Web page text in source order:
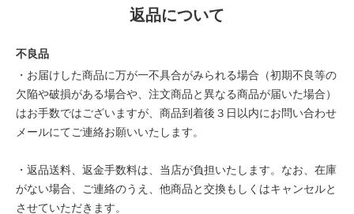
返品について
不良品
・お届けした商品に万が一不具合がみられる場合（初期不良等の
欠陥や破損がある場合や、注文商品と異なる商品が届いた場合）
はお手数ではございますが、商品到着後３日以内にお問い合わせ
メールにてご連絡お願いいたします。
・返品送料、返金手数料は、当店が負担いたします。なお、在庫
がない場合、ご連絡のうえ、他商品と交換もしくはキャンセルと
させていただきます。